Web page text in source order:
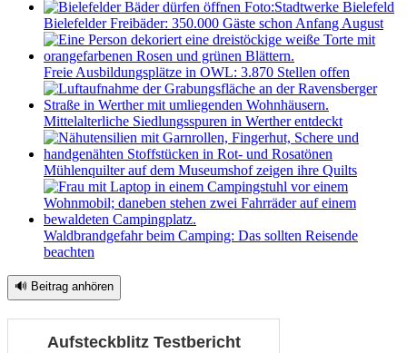
Bielefelder Freibäder: 350.000 Gäste schon Anfang August
Freie Ausbildungsplätze in OWL: 3.870 Stellen offen
Mittelalterliche Siedlungsspuren in Werther entdeckt
Mühlenquilter auf dem Museumshof zeigen ihre Quilts
Waldbrandgefahr beim Camping: Das sollten Reisende
beachten
🔊 Beitrag anhören
Aufsteckblitz Testbericht